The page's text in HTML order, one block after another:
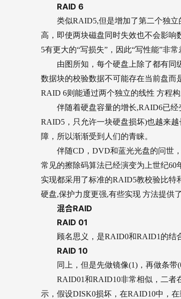
RAID 6
类似RAID5,但是增加了第二个独
高，即使两块磁盘同时失效也不会影
5有更大的“写损失”，因此“写性能”非常
由图所知，每个硬盘上除了都有同
数据块的校验数据不可能存在当前盘
RAID 6则能通过两个独立的线性 方程
伴随着硬盘容量的增长,RAID6已
RAID5，只允许一块硬盘损坏)也越来
障，所以渐渐受到人们的青睐。
伴随CD，DVD和蓝光光盘的问世
常见的擦除码算法已经演变为上世纪60
实现都采用了标准的RAID5教校验比特
硬盘,保护力度更强,有些实现 方法提供
混合RAID
RAID 01
顾名思义，是RAID0和RAID1的结
RAID 10
同上，但是先做镜像(1)，再做条带
RAID01和RAID10非常相似，二者
示，假设DISK0损坏，在RAID10中，